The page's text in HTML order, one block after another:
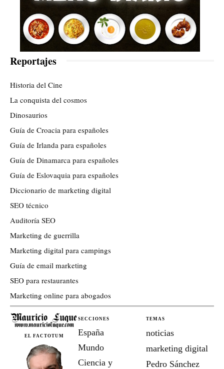
Reportajes
Historia del Cine
La conquista del cosmos
Dinosaurios
Guía de Croacia para españoles
Guía de Irlanda para españoles
Guía de Dinamarca para españoles
Guía de Eslovaquia para españoles
Diccionario de marketing digital
SEO técnico
Auditoría SEO
Marketing de guerrilla
Marketing digital para campings
Guía de email marketing
SEO para restaurantes
Marketing online para abogados
EL FACTOTUM
SECCIONES
España
Mundo
Ciencia y
TEMAS
noticias
marketing digital
Pedro Sánchez